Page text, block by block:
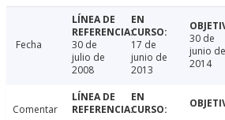
Fecha
30 de
julio de
2008
17 de
junio de
2013
30 de
junio de
2014
Comentar